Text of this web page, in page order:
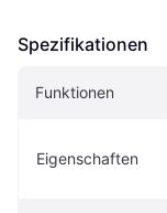
Spezifikationen
Funktionen
Eigenschaften